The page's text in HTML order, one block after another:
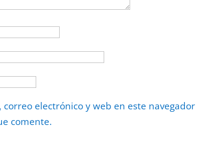
electrónico y web en este navegador
comente.